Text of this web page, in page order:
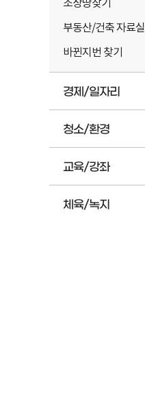
조상땅찾기
부동산/건축 자료실
바뀐지번 찾기
경제/일자리
청소/환경
교육/강좌
체육/녹지